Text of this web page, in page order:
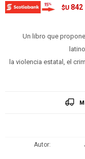
$U 842
Un libro que
la violencia estatal, el
Autor